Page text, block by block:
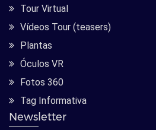
Tour Virtual
Vídeos Tour (teasers)
Plantas
Óculos VR
Fotos 360
Tag Informativa
Newsletter